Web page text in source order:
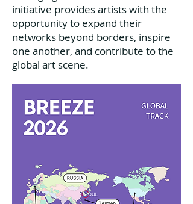
initiative provides artists with the
opportunity to expand their
networks beyond borders, inspire
one another, and contribute to the
global art scene.